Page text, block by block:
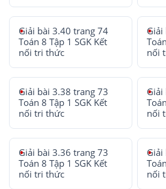
Giải bài 3.40 trang 74
Toán 8 Tập 1 SGK Kết
nối tri thức
nối
Giải bài 3.38 trang 73
Toán 8 Tập 1 SGK Kết
nối tri thức
Giải
nối
Giải bài 3.36 trang 73
Toán 8 Tập 1 SGK Kết
nối tri thức
Giải
nối